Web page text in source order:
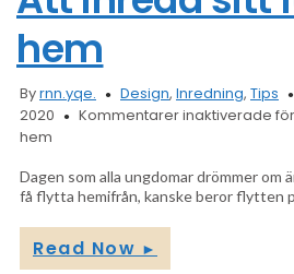
hem
Byrnn.yqe. Design, Inredning, Tips
2020
Kommentarer inaktiverade
hem
Dagen som alla ungdomar drömmer om
få flytta hemifrån, kanske beror flytten
Read Now ►